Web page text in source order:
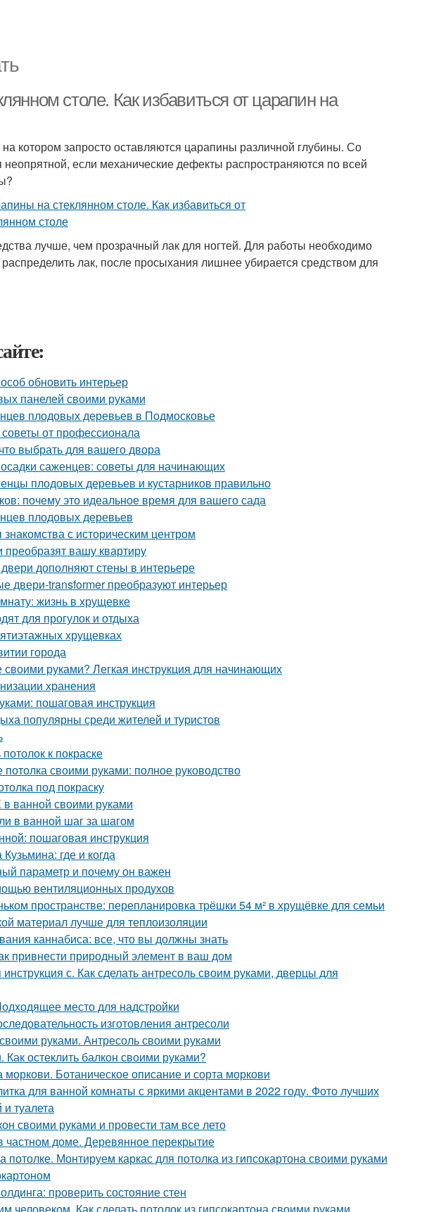
столе. Как избавиться от царапин на
котором запросто оставляются царапины различной глубины. Со
если механические дефекты распространяются по всей
лучше, чем прозрачный лак для ногтей. Для работы необходимо
лак, после просыхания лишнее убирается средством для
обновить интерьер
панелей своими руками
плодовых деревьев в Подмосковье
от профессионала
выбрать для вашего двора
саженцев: советы для начинающих
плодовых деревьев и кустарников правильно
почему это идеальное время для вашего сада
плодовых деревьев
с историческим центром
вашу квартиру
дополняют стены в интерьере
двери-transformer преобразуют интерьер
жизнь в хрущевке
для прогулок и отдыха
хрущевках
города
своими руками? Легкая инструкция для начинающих
хранения
пошаговая инструкция
популярны среди жителей и туристов
к покраске
своими руками: полное руководство
под покраску
ванной своими руками
в ванной шаг за шагом
пошаговая инструкция
где и когда
параметр и почему он важен
вентиляционных продухов
пространстве: перепланировка трёшки 54 м² в хрущёвке для семьи
материал лучше для теплоизоляции
каннабиса: все, что вы должны знать
привнести природный элемент в ваш дом
с. Как сделать антресоль своим руками, дверцы для
место для надстройки
изготовления антресоли
руками. Антресоль своими руками
Как остеклить балкон своими руками?
моркови. Ботаническое описание и сорта моркови
для ванной комнаты с яркими акцентами в 2022 году. Фото лучших
и туалета
своими руками и провести там все лето
частном доме. Деревянное перекрытие
потолке. Монтируем каркас для потолка из гипсокартона своими руками
проверить состояние стен